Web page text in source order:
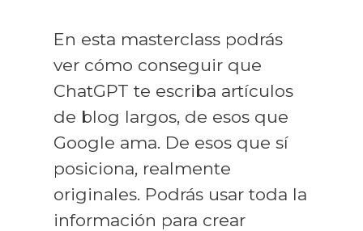
En esta masterclass podrás
ver cómo conseguir que
ChatGPT te escriba artículos
de blog largos, de esos que
Google ama. De esos que sí
posiciona, realmente
originales. Podrás usar toda la
información para crear